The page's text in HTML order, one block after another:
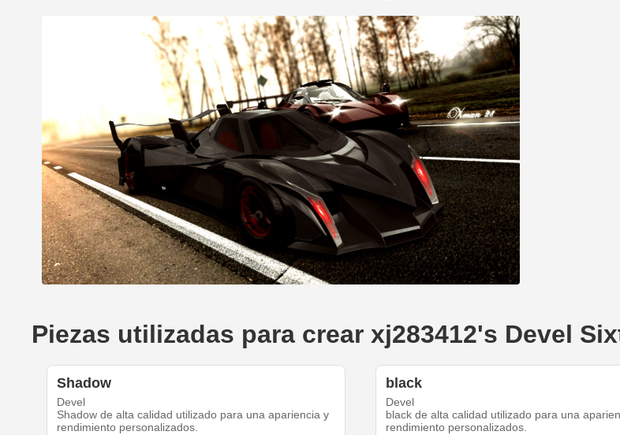
Piezas utilizadas para crear xj283412's Devel
Shadow
Devel
Shadow de alta calidad utilizado para una apariencia y
rendimiento personalizados.
black
Devel
black de alta calidad utilizado para una
rendimiento personalizados.